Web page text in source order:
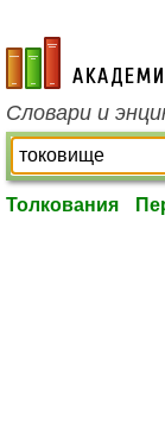
academic.ru
Словари и
Толкования